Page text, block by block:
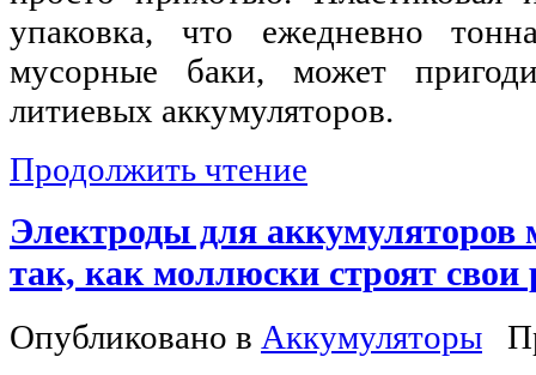
упаковка, что ежедневно
мусорные баки, может
литиевых аккумуляторов.
Продолжить чтение
Электроды для
так, как моллюски строят
Опубликовано в Аккумуляторы